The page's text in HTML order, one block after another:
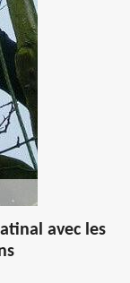
avec les